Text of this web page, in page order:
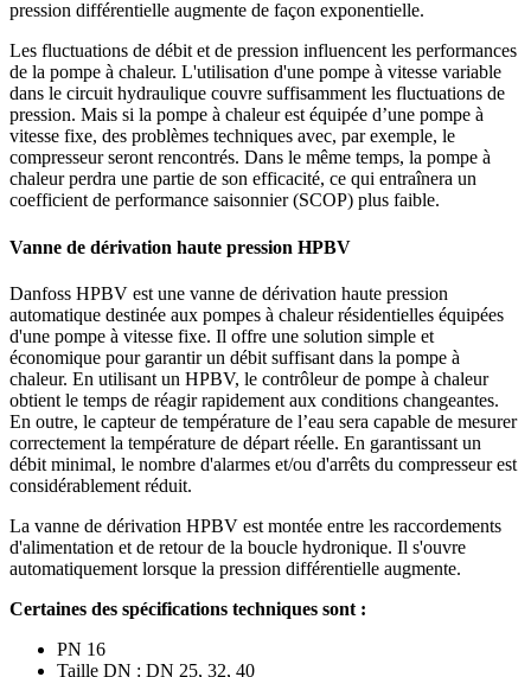
pression différentielle augmente de façon exponentielle.
Les fluctuations de débit et de pression influencent les performances
de la pompe à chaleur. L'utilisation d'une pompe à vitesse variable
dans le circuit hydraulique couvre suffisamment les fluctuations de
pression. Mais si la pompe à chaleur est équipée d’une pompe à
vitesse fixe, des problèmes techniques avec, par exemple, le
compresseur seront rencontrés. Dans le même temps, la pompe à
chaleur perdra une partie de son efficacité, ce qui entraînera un
coefficient de performance saisonnier (SCOP) plus faible.
Vanne de dérivation haute pression HPBV
Danfoss HPBV est une vanne de dérivation haute pression
automatique destinée aux pompes à chaleur résidentielles équipées
d'une pompe à vitesse fixe. Il offre une solution simple et
économique pour garantir un débit suffisant dans la pompe à
chaleur. En utilisant un HPBV, le contrôleur de pompe à chaleur
obtient le temps de réagir rapidement aux conditions changeantes.
En outre, le capteur de température de l’eau sera capable de mesurer
correctement la température de départ réelle. En garantissant un
débit minimal, le nombre d'alarmes et/ou d'arrêts du compresseur est
considérablement réduit.
La vanne de dérivation HPBV est montée entre les raccordements
d'alimentation et de retour de la boucle hydronique. Il s'ouvre
automatiquement lorsque la pression différentielle augmente.
Certaines des spécifications techniques sont :
PN 16
Taille DN : DN 25, 32, 40